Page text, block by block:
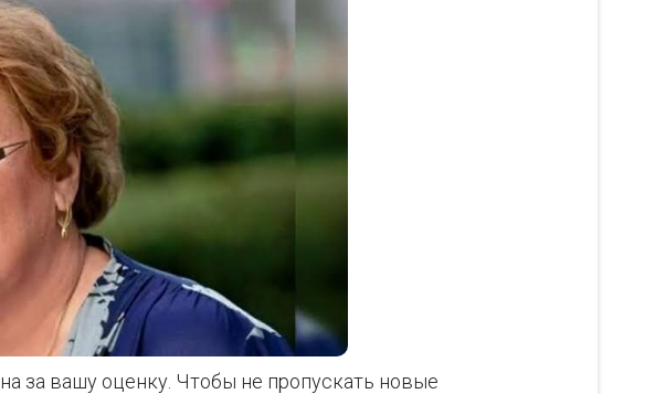
за вашу оценку. Чтобы не пропускать новые